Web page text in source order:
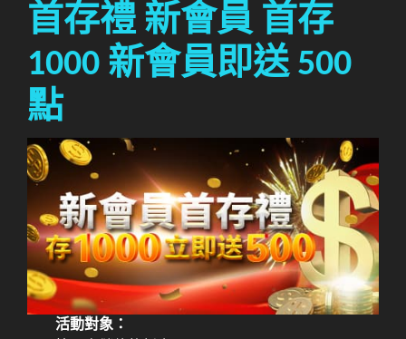
首存禮 新會員 首存
1000 新會員即送 500
點
活動對象：